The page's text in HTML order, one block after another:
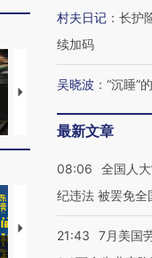
马航飞行员跨国走私7万
【推广】走进第四届链博
会，让数智科技“链”接产
村夫日记 ： 长护
续加码
吴晓波 ： “沉睡”
最新文章
08:06
全国人
纪违法 被罢免全
21:43
7月美国